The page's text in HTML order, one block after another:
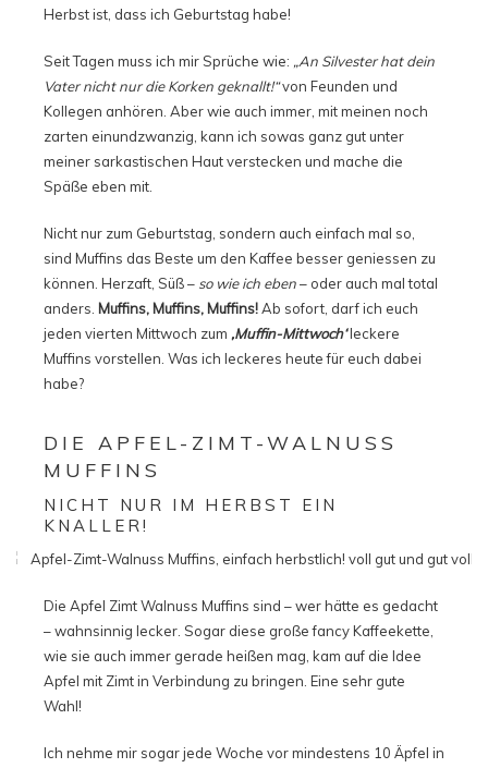
Herbst ist, dass ich Geburtstag habe!
Seit Tagen muss ich mir Sprüche wie: „An Silvester hat dein
Vater nicht nur die Korken geknallt!“von Feunden und
Kollegen anhören. Aber wie auch immer, mit meinen noch
zarten einundzwanzig, kann ich sowas ganz gut unter
meiner sarkastischen Haut verstecken und mache die
Späße eben mit.
Nicht nur zum Geburtstag, sondern auch einfach mal so,
sind Muffins das Beste um den Kaffee besser geniessen zu
können. Herzaft, Süß – so wie ich eben– oder auch mal total
anders. Muffins, Muffins, Muffins!Ab sofort, darf ich euch
jeden vierten Mittwoch zum ‚Muffin-Mittwoch‘leckere
Muffins vorstellen. Was ich leckeres heute für euch dabei
habe?
DIE APFEL-ZIMT-WALNUSS
MUFFINS
NICHT NUR IM HERBST EIN
KNALLER!
Die Apfel Zimt Walnuss Muffins sind – wer hätte es gedacht
– wahnsinnig lecker. Sogar diese große fancy Kaffeekette,
wie sie auch immer gerade heißen mag, kam auf die Idee
Apfel mit Zimt in Verbindung zu bringen. Eine sehr gute
Wahl!
Ich nehme mir sogar jede Woche vor mindestens 10 Äpfel in